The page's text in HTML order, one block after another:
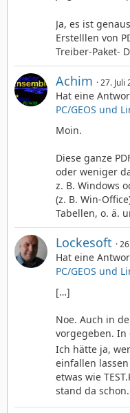
Ja, es ist
Erstelllen von
Treiber-Paket-
Achim 27. Juli
Hat eine
PC/GEOS und
Moin.
Diese ganze
oder weniger
z. B. Windows
(z. B. Win-
Tabellen, o. ä.
Lockesoft
Hat eine
PC/GEOS und
[…]
Noe. Auch in
vorgegeben. In
Ich hätte ja,
einfallen
etwas wie
stand da schon.